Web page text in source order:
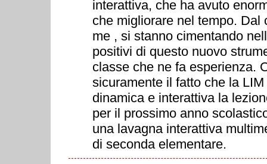
interattiva, che ha avuto
che migliorare nel tempo.
me , si stanno cimentando
positivi di questo nuovo
classe che ne fa esperienza.
sicuramente il fatto che la
dinamica e interattiva la
per il prossimo anno
una lavagna interattiva
di seconda elementare.